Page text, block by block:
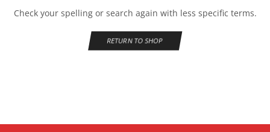
Check your spelling or search again with less specific terms.
RETURN TO SHOP